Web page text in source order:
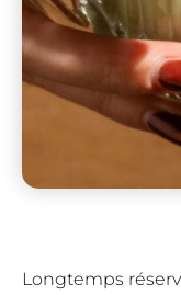
Longtemps